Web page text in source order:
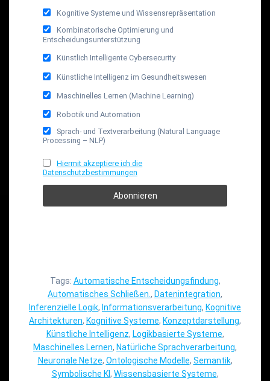
Kognitive Systeme und Wissensrepräsentation
Kombinatorische Optimierung und
Entscheidungsunterstützung
Künstlich Intelligente Cybersecurity
Künstliche Intelligenz im Gesundheitswesen
Maschinelles Lernen (Machine Learning)
Robotik und Automation
Sprach- und Textverarbeitung (Natural Language
Processing – NLP)
Hiermit akzeptiere ich die
Datenschutzbestimmungen
Tags: Automatische Entscheidungsfindung,
Automatisches Schließen. , Datenintegration,
Inferenzielle Logik, Informationsverarbeitung, Kognitive
Architekturen, Kognitive Systeme, Konzeptdarstellung,
Künstliche Intelligenz, Logikbasierte Systeme,
Maschinelles Lernen, Natürliche Sprachverarbeitung,
Neuronale Netze, Ontologische Modelle, Semantik,
Symbolische KI, Wissensbasierte Systeme,